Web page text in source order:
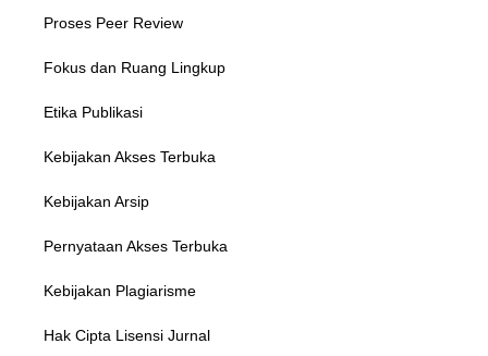
Proses Peer Review
Fokus dan Ruang Lingkup
Etika Publikasi
Kebijakan Akses Terbuka
Kebijakan Arsip
Pernyataan Akses Terbuka
Kebijakan Plagiarisme
Hak Cipta Lisensi Jurnal